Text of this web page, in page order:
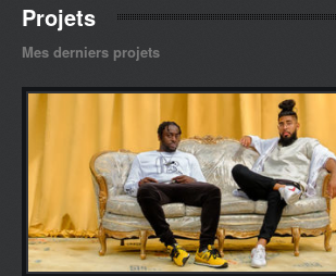
Projets
Mes derniers projets